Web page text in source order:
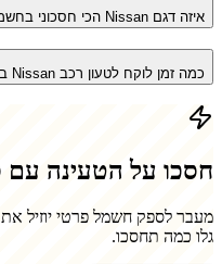
איזה דגם Nissan הכי חסכוני בחשמל?
כמה זמן לוקח לטעון רכב Nissan בעמדה ציבורית מהירה?
חסכו על הטעינה
גלו כמה תחסכו.